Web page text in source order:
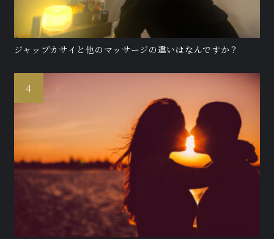
ジャップカサイと他のマッサージの違いはなんですか？